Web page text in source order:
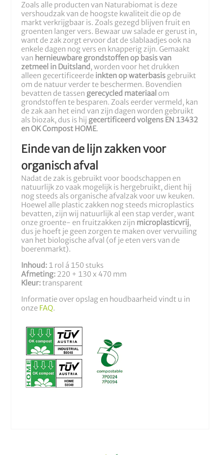
Zoals alle producten van Naturabiomat is deze
vershoudzak van de hoogste kwaliteit die op de
markt verkrijgbaar is. Zoals gezegd blijven fruit en
groenten langer vers. Bewaar uw salade er gerust in,
want de zak zorgt ervoor dat de slablaadjes ook na
enkele dagen nog vers en knapperig zijn. Gemaakt
van hernieuwbare grondstoffen op basis van
zetmeel in Duitsland, worden voor het drukken
alleen gecertificeerde inkten op waterbasis gebruikt
om de natuur verder te beschermen. Bovendien
bevatten de tassen gerecycled materiaal om
grondstoffen te besparen. Zoals eerder vermeld, kan
de zak aan het eind van zijn dagen worden gebruikt
als biozak, dus is hij gecertificeerd volgens EN 13432
en OK Compost HOME.
Einde van de lijn zakken voor
organisch afval
Nadat de zak is gebruikt voor boodschappen en
natuurlijk zo vaak mogelijk is hergebruikt, dient hij
nog steeds als organische afvalzak voor uw keuken.
Hoewel alle plastic zakken nog steeds microplastics
bevatten, zijn wij natuurlijk al een stap verder, want
onze groente- en fruitzakken zijn microplasticvrij,
dus je hoeft je geen zorgen te maken over vervuiling
van het biologische afval (of je eten vers van de
boerenmarkt).
Inhoud: 1 rol á 150 stuks
Afmeting: 220 + 130 x 470 mm
Kleur:transparent
Informatie over opslag en houdbaarheid vindt u in
onze FAQ.